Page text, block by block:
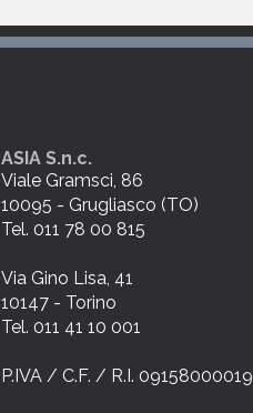
ASIA S.n.c.
Viale Gramsci, 86
10095 - Grugliasco (TO)
Tel. 011 78 00 815
Via Gino Lisa, 41
10147 - Torino
Tel. 011 41 10 001
P.IVA / C.F. / R.I. 09158000019